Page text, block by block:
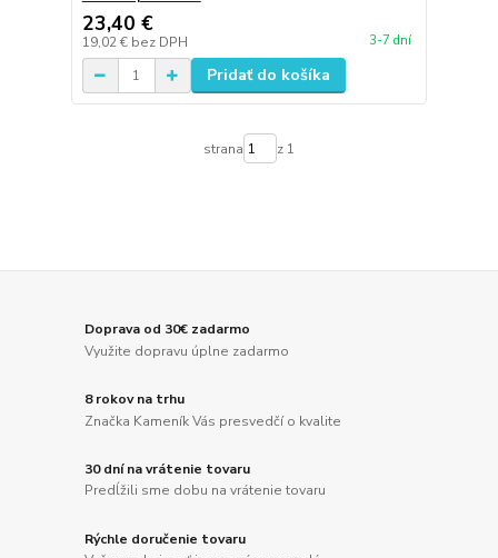
23,40 €
19,02 € bez DPH 3-7 dní
Pridať do košíka
strana z 1
Doprava od 30€ zadarmo
Využite dopravu úplne zadarmo
8 rokov na trhu
Značka Kameník Vás presvedčí o kvalite
30 dní na vrátenie tovaru
Predĺžili sme dobu na vrátenie tovaru
Rýchle doručenie tovaru